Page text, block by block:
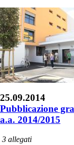
25.09.2014
Pubblicazione
a.a. 2014/2015
3 allegati